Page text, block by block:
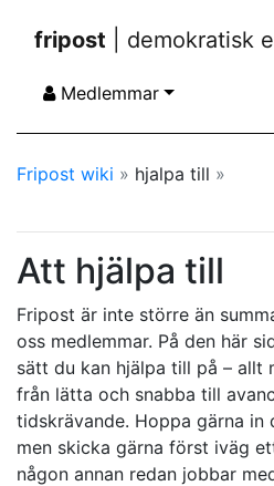
fripost | demokratisk
Medlemmar
Fripost wiki » hjalpa till »
Att hjälpa till
Fripost är inte större än
oss medlemmar. På den här
sätt du kan hjälpa till på – allt
från lätta och snabba till
tidskrävande. Hoppa gärna in
men skicka gärna först iväg
någon annan redan jobbar